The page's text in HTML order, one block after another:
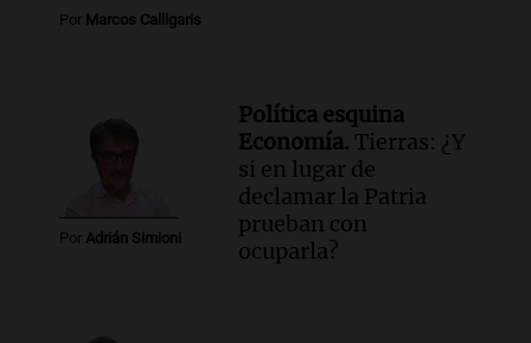
Por Marcos Calligaris
Por Adrián Simioni
Política esquina
Economía. Tierras: ¿Y
si en lugar de
declamar la Patria
prueban con
ocuparla?